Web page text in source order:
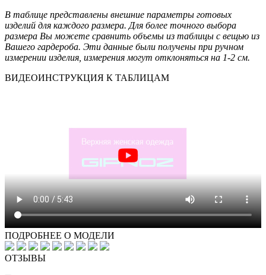
В таблице представлены внешние параметры готовых
изделий для каждого размера. Для более точного выбора
размера Вы можете сравнить объемы из таблицы с вещью из
Вашего гардероба. Эти данные были получены при ручном
измерении изделия, измерения могут отклоняться на 1-2 см.
ВИДЕОИНСТРУКЦИЯ К ТАБЛИЦАМ
ПОДРОБНЕЕ О МОДЕЛИ
ОТЗЫВЫ